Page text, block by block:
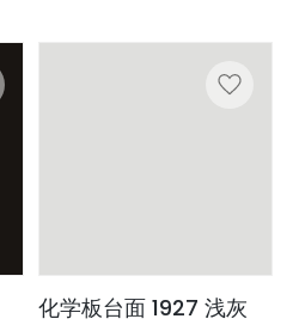
化学板台面 1927 浅灰